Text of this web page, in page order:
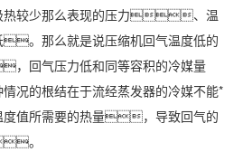
热较少那么表现的压力、温
那么就是说压缩机回气温度低的
回气压力低和同等容积的冷媒量
的根结在于流经蒸发器的冷媒不能*
度值所需要的热量，导致回气的
。